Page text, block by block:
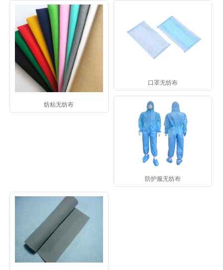
纺粘无纺布
口罩无纺布
防护服无纺布